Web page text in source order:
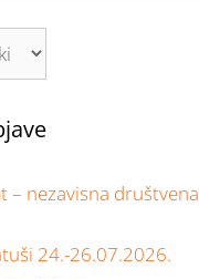
– nezavisna društvena
24.-26.07.2026.